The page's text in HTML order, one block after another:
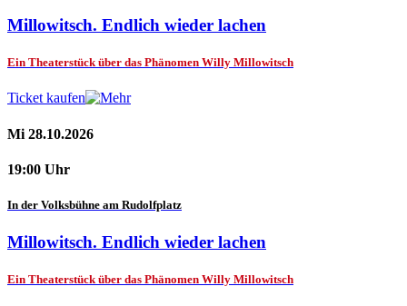
Millowitsch. Endlich wieder lachen
Ein Theaterstück über das Phänomen Willy Millowitsch
Ticket kaufen
Mi 28.10.2026
19:00 Uhr
In der Volksbühne am Rudolfplatz
Millowitsch. Endlich wieder lachen
Ein Theaterstück über das Phänomen Willy Millowitsch